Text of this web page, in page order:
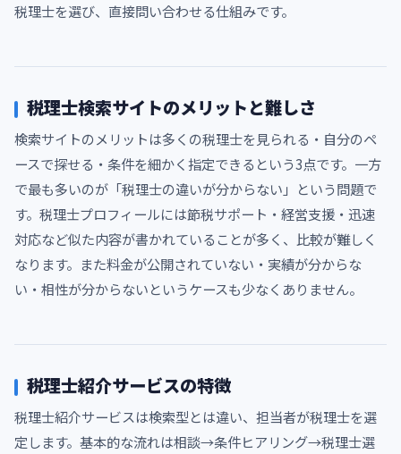
税理士を選び、直接問い合わせる仕組みです。
税理士検索サイトのメリットと難しさ
検索サイトのメリットは多くの税理士を見られる・自分のペ
ースで探せる・条件を細かく指定できるという3点です。一方
で最も多いのが「税理士の違いが分からない」という問題で
す。税理士プロフィールには節税サポート・経営支援・迅速
対応など似た内容が書かれていることが多く、比較が難しく
なります。また料金が公開されていない・実績が分からな
い・相性が分からないというケースも少なくありません。
税理士紹介サービスの特徴
税理士紹介サービスは検索型とは違い、担当者が税理士を選
定します。基本的な流れは相談→条件ヒアリング→税理士選